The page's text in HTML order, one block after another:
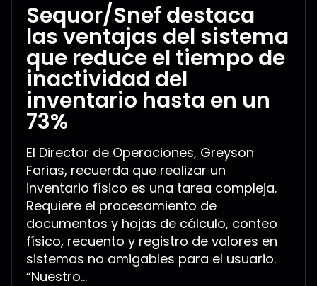
Sequor/Snef destaca
las ventajas del sistema
que reduce el tiempo de
inactividad del
inventario hasta en un
73%
El Director de Operaciones, Greyson
Farias, recuerda que realizar un
inventario físico es una tarea compleja.
Requiere el procesamiento de
documentos y hojas de cálculo, conteo
físico, recuento y registro de valores en
sistemas no amigables para el usuario.
“Nuestro...